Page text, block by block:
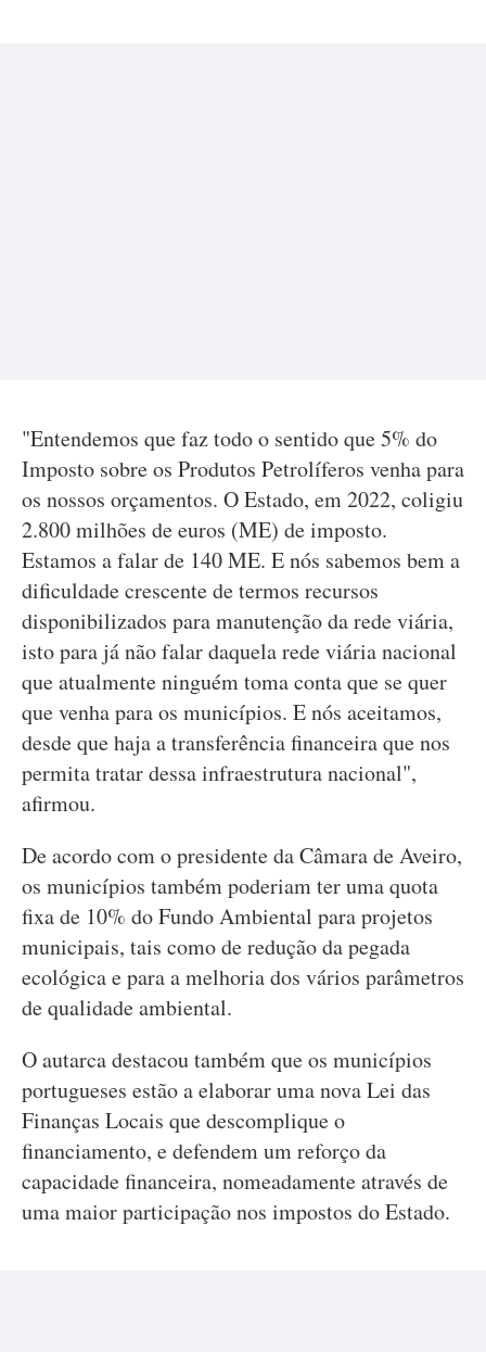
"Entendemos que faz todo o sentido que 5% do
Imposto sobre os Produtos Petrolíferos venha para
os nossos orçamentos. O Estado, em 2022, coligiu
2.800 milhões de euros (ME) de imposto.
Estamos a falar de 140 ME. E nós sabemos bem a
dificuldade crescente de termos recursos
disponibilizados para manutenção da rede viária,
isto para já não falar daquela rede viária nacional
que atualmente ninguém toma conta que se quer
que venha para os municípios. E nós aceitamos,
desde que haja a transferência financeira que nos
permita tratar dessa infraestrutura nacional",
afirmou.
De acordo com o presidente da Câmara de Aveiro,
os municípios também poderiam ter uma quota
fixa de 10% do Fundo Ambiental para projetos
municipais, tais como de redução da pegada
ecológica e para a melhoria dos vários parâmetros
de qualidade ambiental.
O autarca destacou também que os municípios
portugueses estão a elaborar uma nova Lei das
Finanças Locais que descomplique o
financiamento, e defendem um reforço da
capacidade financeira, nomeadamente através de
uma maior participação nos impostos do Estado.